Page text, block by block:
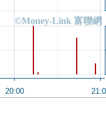
©Money-Link 富聯網
20:00